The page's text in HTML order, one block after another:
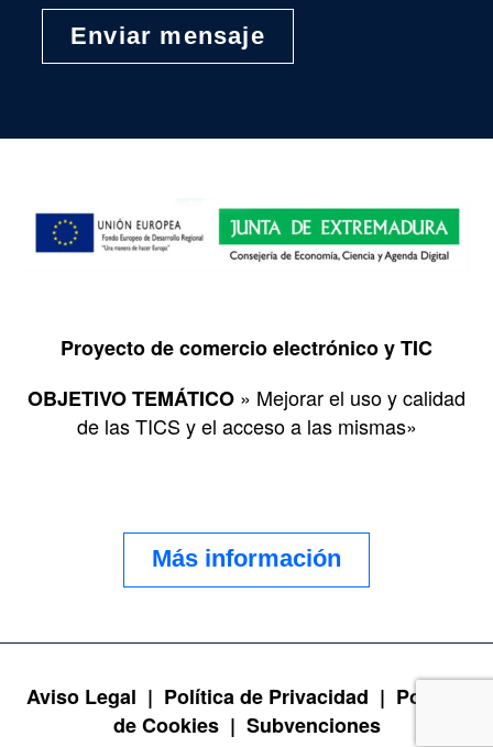
Proyecto de comercio electrónico y TIC
OBJETIVO TEMÁTICO » Mejorar el uso y calidad
de las TICS y el acceso a las mismas»
Más información
Aviso Legal | Política de Privacidad | Política
de Cookies | Subvenciones